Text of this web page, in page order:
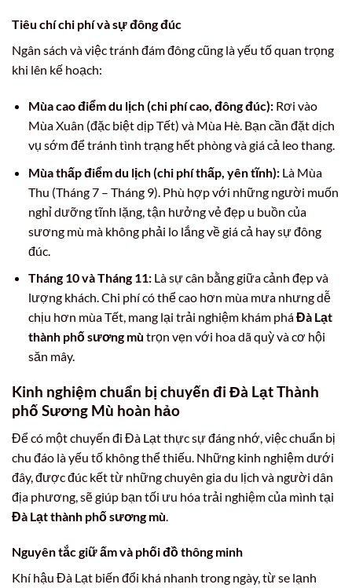
Tiêu chí chi phí và sự đông đúc
Ngân sách và việc tránh đám đông cũng là yếu tố quan trọng
khi lên kế hoạch:
Mùa cao điểm du lịch (chi phí cao, đông đúc):Rơi vào
Mùa Xuân (đặc biệt dịp Tết) và Mùa Hè. Bạn cần đặt dịch
vụ sớm để tránh tình trạng hết phòng và giá cả leo thang.
Mùa thấp điểm du lịch (chi phí thấp, yên tĩnh):Là Mùa
Thu (Tháng 7 – Tháng 9). Phù hợp với những người muốn
nghỉ dưỡng tĩnh lặng, tận hưởng vẻ đẹp u buồn của
sương mù mà không phải lo lắng về giá cả hay sự đông
đúc.
Tháng 10 và Tháng 11:Là sự cân bằng giữa cảnh đẹp và
lượng khách. Chi phí có thể cao hơn mùa mưa nhưng dễ
chịu hơn mùa Tết, mang lại trải nghiệm khám pháĐà Lạt
thành phố sương mù trọn vẹn với hoa dã quỳ và cơ hội
săn mây.
Kinh nghiệm chuẩn bị chuyến đi Đà Lạt Thành
phố Sương Mù hoàn hảo
Để có một chuyến đi Đà Lạt thực sự đáng nhớ, việc chuẩn bị
chu đáo là yếu tố không thể thiếu. Những kinh nghiệm dưới
đây, được đúc kết từ những chuyên gia du lịch và người dân
địa phương, sẽ giúp bạn tối ưu hóa trải nghiệm của mình tại
Đà Lạt thành phố sương mù
Nguyên tắc giữ ấm và phối đồ thông minh
Khí hậu Đà Lạt biến đổi khá nhanh trong ngày, từ se lạnh